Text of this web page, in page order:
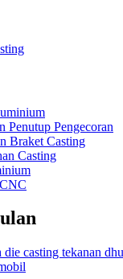
Penutup Pengecoran
Braket Casting
Casting